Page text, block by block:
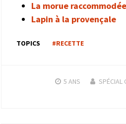
La morue
Lapin à la provençale
TOPICS #RECETTE
5 ANS SPÉCIAL